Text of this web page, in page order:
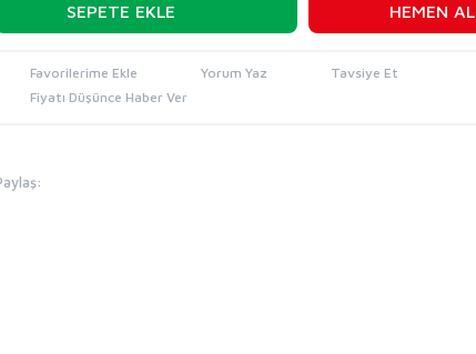
SEPETE EKLE HEMEN AL
Yorum Yaz
Tavsiye Et
Fiyatı Düşünce Haber Ver